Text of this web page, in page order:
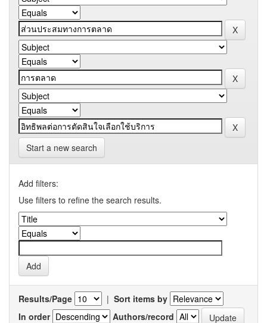
Start a new search
Add filters:
Use filters to refine the search results.
Results/Page | Sort items by
In order
Authors/record